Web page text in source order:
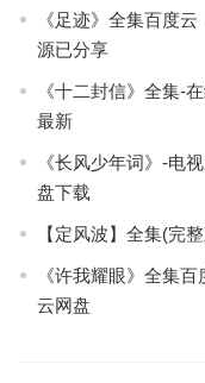
《足迹》全集百度
源已分享
《十二封信》全集-
最新
《长风少年词》-电
盘下载
【定风波】全集(完
《许我耀眼》全集
云网盘